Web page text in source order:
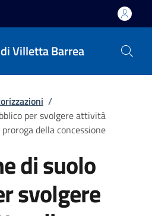
Villetta Barrea
/
per svolgere attività
della concessione
di suolo
svolgere